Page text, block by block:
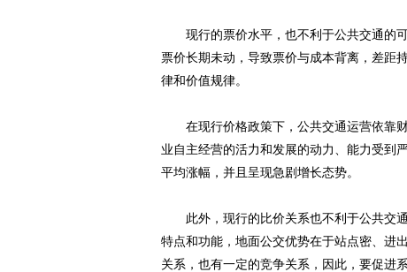
现行的票价水平，也不利于公共交通的可
票价长期未动，导致票价与成本背离，差距
律和价值规律。
在现行价格政策下，公共交通运营依靠财
业自主经营的活力和发展的动力、能力受到
平均涨幅，并且呈现急剧增长态势。
此外，现行的比价关系也不利于公共交通
特点和功能，地面公交优势在于站点密、进
关系，也有一定的竞争关系，因此，要促进